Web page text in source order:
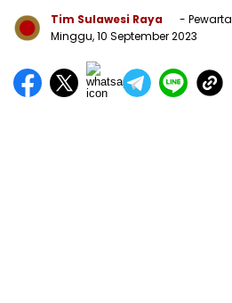
Tim Sulawesi Raya
- Pewarta
Minggu, 10 September 2023